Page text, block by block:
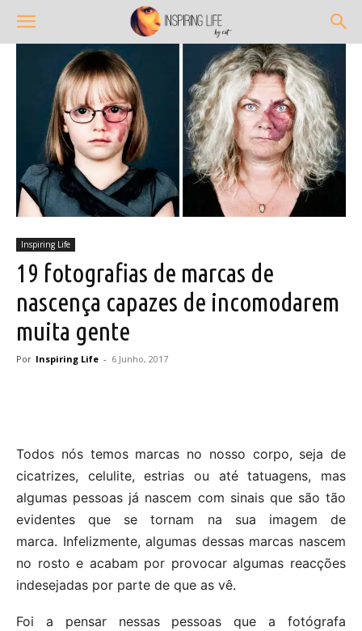
Inspiring Life
19 fotografias de marcas de
nascença capazes de incomodarem
muita gente
Por Inspiring Life - 6 Junho, 2017
Todos nós temos marcas no nosso corpo, seja de
cicatrizes, celulite, estrias ou até tatuagens, mas
algumas pessoas já nascem com sinais que são tão
evidentes que se tornam na sua imagem de
marca. Infelizmente, algumas dessas marcas nascem
no rosto e acabam por provocar algumas reacções
indesejadas por parte de que as vê.
Foi a pensar nessas pessoas que a fotógrafa